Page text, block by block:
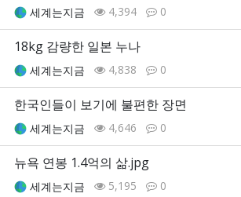
세계는지금 4,394 0
18kg 감량한 일본 누나
세계는지금 4,838 0
한국인들이 보기에 불편한 장면
세계는지금 4,646 0
뉴욕 연봉 1.4억의 삶.jpg
세계는지금 5,195 0